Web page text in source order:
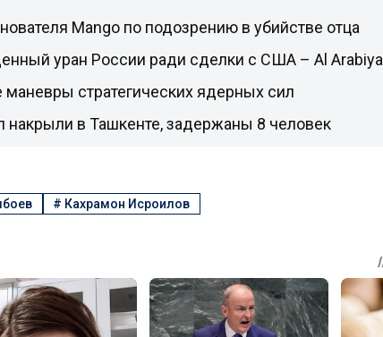
Mango по подозрению в убийстве отца
уран России ради сделки с США – Al Arabiya
стратегических ядерных сил
в Ташкенте, задержаны 8 человек
# Кахрамон Исроилов